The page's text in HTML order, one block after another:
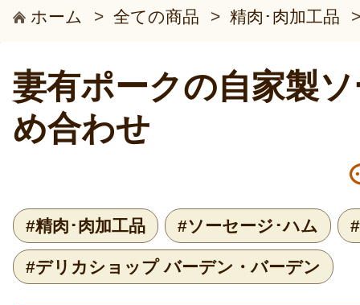
ホーム > 全ての商品 > 精肉･肉加工品
妻有ポークの自家製
め合わせ
#精肉･肉加工品 #ソーセージ･ハム
#デリカショップ バーデン・バーデン